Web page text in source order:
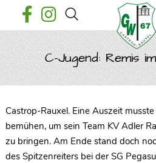
C-Jugend: Remis
Castrop-Rauxel. Eine Auszeit
bemühen, um sein Team KV Adler
zu bringen. Am Ende stand doch
des Spitzenreiters bei der SG